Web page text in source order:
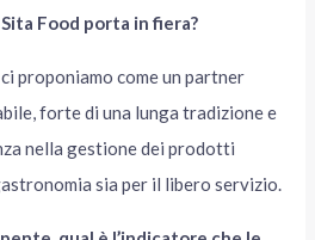
Food porta in fiera?
proponiamo come un partner
forte di una lunga tradizione e
nella gestione dei prodotti
sia per il libero servizio.